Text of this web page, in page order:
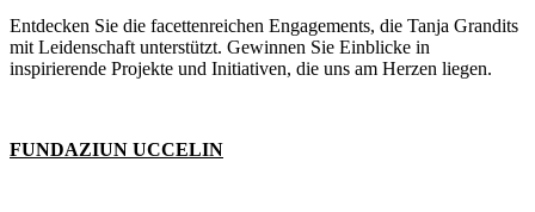
Entdecken Sie die facettenreichen Engagements, die Tanja Grandits
mit Leidenschaft unterstützt. Gewinnen Sie Einblicke in
inspirierende Projekte und Initiativen, die uns am Herzen liegen.
FUNDAZIUN UCCELIN